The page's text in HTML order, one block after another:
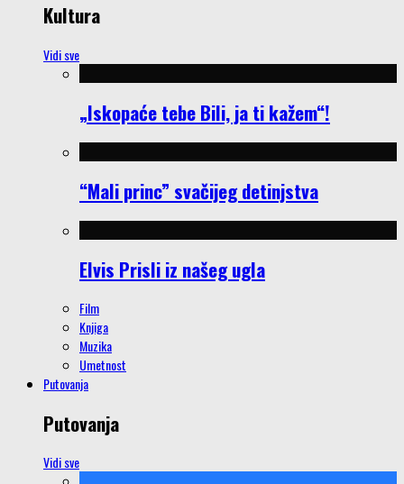
Kultura
Vidi sve
„Iskopaće tebe Bili, ja ti kažem“!
“Mali princ” svačijeg detinjstva
Elvis Prisli iz našeg ugla
Film
Knjiga
Muzika
Umetnost
Putovanja
Putovanja
Vidi sve